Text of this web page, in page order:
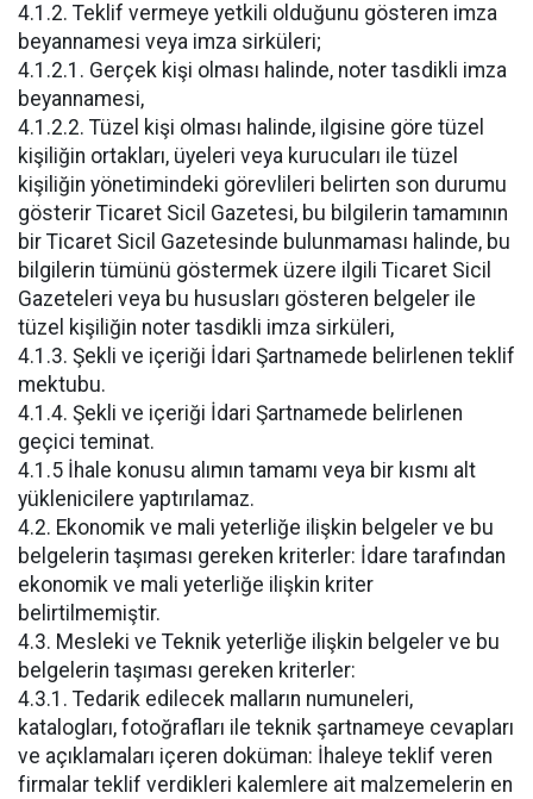
4.1.2. Teklif vermeye yetkili olduğunu gösteren imza
beyannamesi veya imza sirküleri;
4.1.2.1. Gerçek kişi olması halinde, noter tasdikli imza
beyannamesi,
4.1.2.2. Tüzel kişi olması halinde, ilgisine göre tüzel
kişiliğin ortakları, üyeleri veya kurucuları ile tüzel
kişiliğin yönetimindeki görevlileri belirten son durumu
gösterir Ticaret Sicil Gazetesi, bu bilgilerin tamamının
bir Ticaret Sicil Gazetesinde bulunmaması halinde, bu
bilgilerin tümünü göstermek üzere ilgili Ticaret Sicil
Gazeteleri veya bu hususları gösteren belgeler ile
tüzel kişiliğin noter tasdikli imza sirküleri,
4.1.3. Şekli ve içeriği İdari Şartnamede belirlenen teklif
mektubu.
4.1.4. Şekli ve içeriği İdari Şartnamede belirlenen
geçici teminat.
4.1.5 İhale konusu alımın tamamı veya bir kısmı alt
yüklenicilere yaptırılamaz.
4.2. Ekonomik ve mali yeterliğe ilişkin belgeler ve bu
belgelerin taşıması gereken kriterler: İdare tarafından
ekonomik ve mali yeterliğe ilişkin kriter
belirtilmemiştir.
4.3. Mesleki ve Teknik yeterliğe ilişkin belgeler ve bu
belgelerin taşıması gereken kriterler:
4.3.1. Tedarik edilecek malların numuneleri,
katalogları, fotoğrafları ile teknik şartnameye cevapları
ve açıklamaları içeren doküman: İhaleye teklif veren
firmalar teklif verdikleri kalemlere ait malzemelerin en